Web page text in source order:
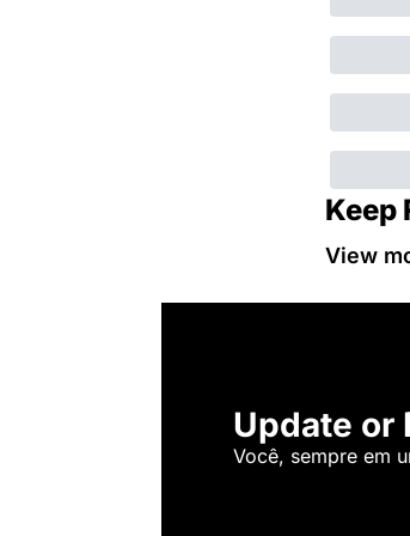
Keep
View
Update or
Você, sempre em